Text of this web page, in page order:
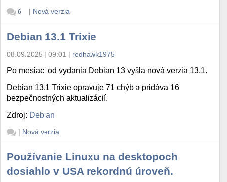
6 | Nová verzia
Debian 13.1 Trixie
08.09.2025 | 09:01 | redhawk1975
Po mesiaci od vydania Debian 13 vyšla nová verzia 13.1.
Debian 13.1 Trixie opravuje 71 chýb a pridáva 16
bezpečnostných aktualizácií.
Zdroj: Debian
| Nová verzia
Používanie Linuxu na desktopoch
dosiahlo v USA rekordnú úroveň.